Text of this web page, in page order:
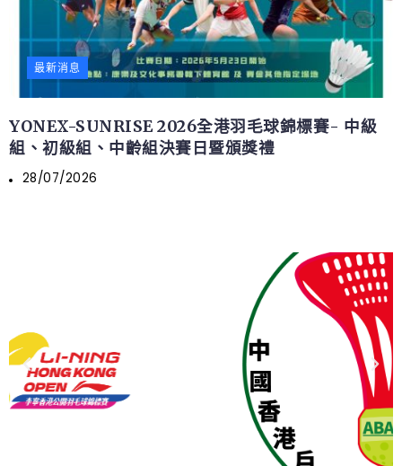
最新消息
YONEX-SUNRISE 2026全港羽毛球錦標賽- 中級
組、初級組、中齡組決賽日暨頒獎禮
28/07/2026